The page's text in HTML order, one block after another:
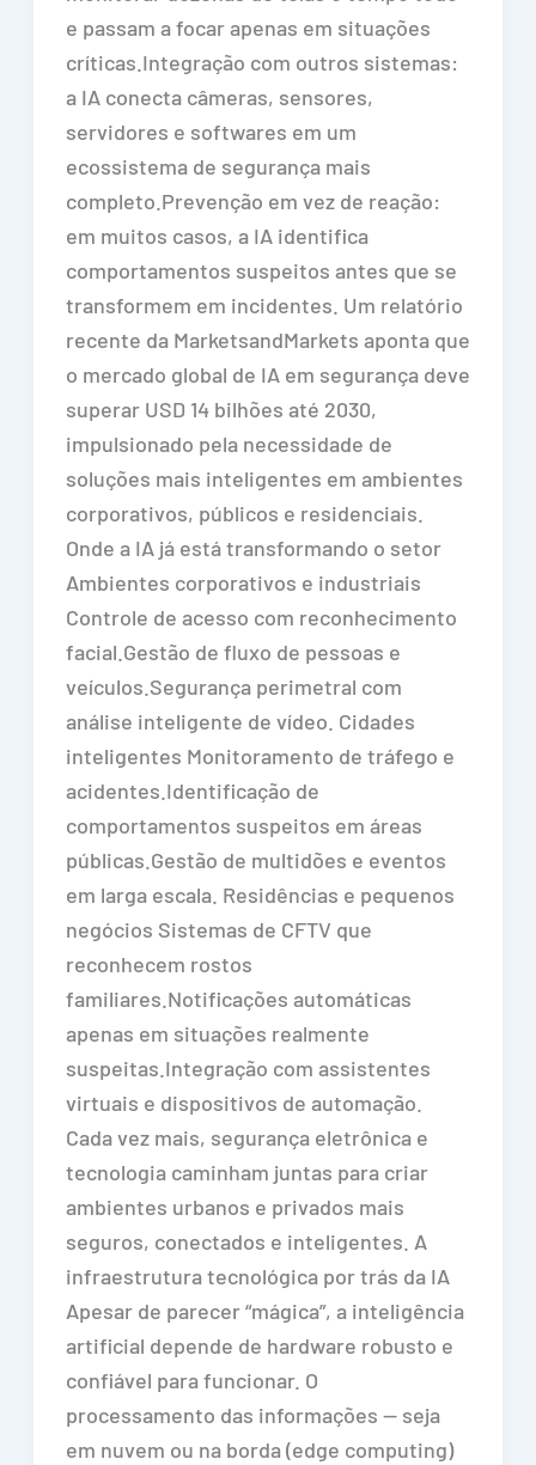
e passam a focar apenas em situações
críticas.Integração com outros sistemas:
a IA conecta câmeras, sensores,
servidores e softwares em um
ecossistema de segurança mais
completo.Prevenção em vez de reação:
em muitos casos, a IA identifica
comportamentos suspeitos antes que se
transformem em incidentes. Um relatório
recente da MarketsandMarkets aponta que
o mercado global de IA em segurança deve
superar USD 14 bilhões até 2030,
impulsionado pela necessidade de
soluções mais inteligentes em ambientes
corporativos, públicos e residenciais.
Onde a IA já está transformando o setor
Ambientes corporativos e industriais
Controle de acesso com reconhecimento
facial.Gestão de fluxo de pessoas e
veículos.Segurança perimetral com
análise inteligente de vídeo. Cidades
inteligentes Monitoramento de tráfego e
acidentes.Identificação de
comportamentos suspeitos em áreas
públicas.Gestão de multidões e eventos
em larga escala. Residências e pequenos
negócios Sistemas de CFTV que
reconhecem rostos
familiares.Notificações automáticas
apenas em situações realmente
suspeitas.Integração com assistentes
virtuais e dispositivos de automação.
Cada vez mais, segurança eletrônica e
tecnologia caminham juntas para criar
ambientes urbanos e privados mais
seguros, conectados e inteligentes. A
infraestrutura tecnológica por trás da IA
Apesar de parecer “mágica”, a inteligência
artificial depende de hardware robusto e
confiável para funcionar. O
processamento das informações — seja
em nuvem ou na borda (edge computing)